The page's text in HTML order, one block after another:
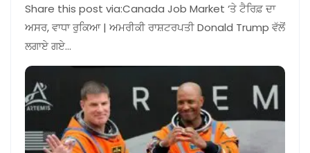
Share this post via:Canada Job Market ‘ਤੇ ਟੈਰਿਫ਼ ਦਾ
ਅਸਰ, ਵਾਧਾ ਰੁਕਿਆ | ਅਮਰੀਕੀ ਰਾਸ਼ਟਰਪਤੀ Donald Trump ਵੱਲੋਂ
ਲਗਾਏ ਗਏ…